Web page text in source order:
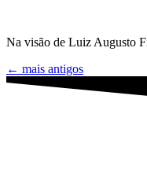
Na visão de Luiz Augusto
← mais antigos